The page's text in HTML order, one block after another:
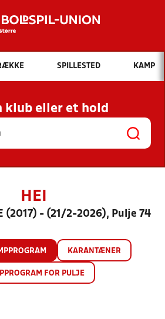
Hvad vil du søge efter?
INDHOLD OG NYHEDER
KLUBBER OG
HOLD
SPILLESTED KAMP
klub eller et hold
HEI
(2017) - (21/2-2026), Pulje 74
KARANTÆNER
FOR PULJE